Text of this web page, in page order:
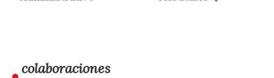
colaboraciones